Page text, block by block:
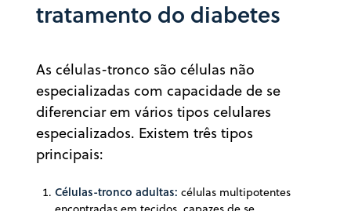
tratamento do diabetes
As células-tronco são células não
especializadas com capacidade de se
diferenciar em vários tipos celulares
especializados. Existem três tipos
principais:
Células-tronco adultas: células multipotentes